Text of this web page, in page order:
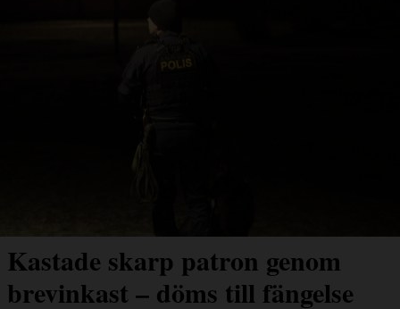
Kastade skarp patron genom
brevinkast – döms till fängelse